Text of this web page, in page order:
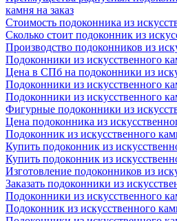
камня на заказ
Стоимость подоконника из
Сколько стоит подоконник из
Производство подоконников из
Подоконники из искусственного
Цена в СПб на подоконники из
Подоконники из искусственного
Подоконники из искусственного
Фигурные подоконники из
Цена подоконника из
Подоконник из искусственного
Купить подоконник из
Купить подоконник из
Изготовление подоконников из
Заказать подоконники из
Подоконники из искусственного
Подоконник из искусственного